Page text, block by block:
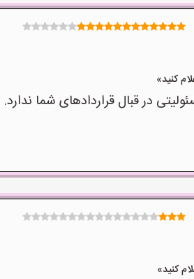
در قبال قراردادهای شما ندارد.